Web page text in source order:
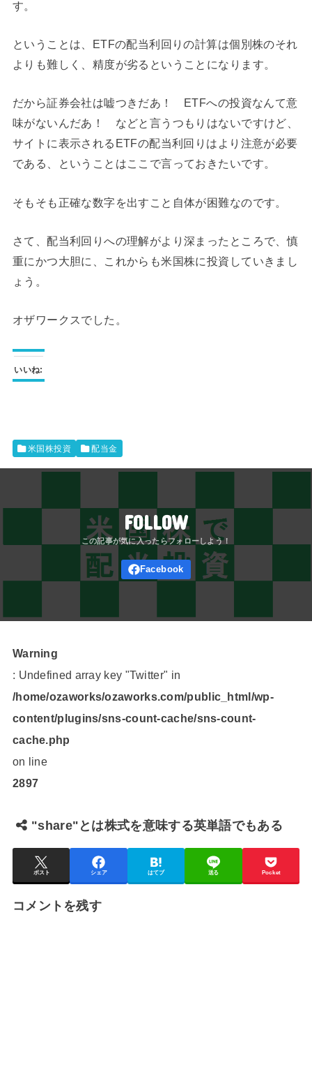
す。
ということは、ETFの配当利回りの計算は個別株のそれ
よりも難しく、精度が劣るということになります。
だから証券会社は嘘つきだあ！ ETFへの投資なんて意
味がないんだあ！ などと言うつもりはないですけど、
サイトに表示されるETFの配当利回りはより注意が必要
である、ということはここで言っておきたいです。
そもそも正確な数字を出すこと自体が困難なのです。
さて、配当利回りへの理解がより深まったところで、慎
重にかつ大胆に、これからも米国株に投資していきまし
ょう。
オザワークスでした。
いいね:
米国株投資 配当金
FOLLOW
Warning
: Undefined array key "Twitter" in
/home/ozaworks/ozaworks.com/public_html/wp-
content/plugins/sns-count-cache/sns-count-
cache.php
on line
2897
"share"とは株式を意味する英単語でもある
ポスト シェア はてブ 送る Pocket
コメントを残す